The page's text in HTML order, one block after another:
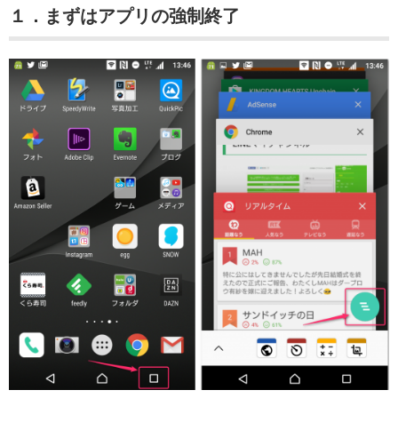
１．まずはアプリの強制終了